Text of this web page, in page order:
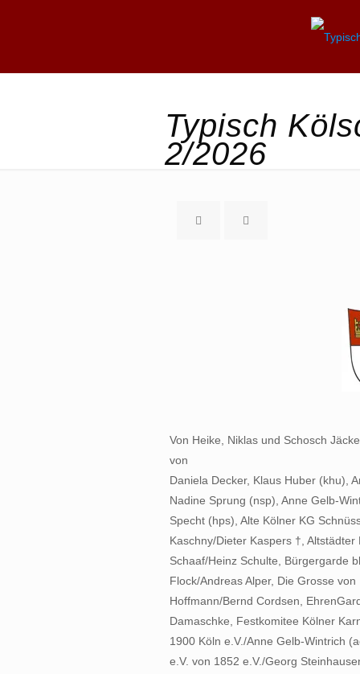
Typisch
2/2026
Von Heike, Niklas und Schosch
von
Daniela Decker, Klaus Huber (khu),
Nadine Sprung (nsp), Anne Gelb-
Specht (hps), Alte Kölner KG
Kaschny/Dieter Kaspers †,
Schaaf/Heinz Schulte, Bürgergarde
Flock/Andreas Alper, Die Grosse
Hoffmann/Bernd Cordsen,
Damaschke, Festkomitee Kölner
1900 Köln e.V./Anne Gelb-Wintrich
e.V. von 1852 e.V./Georg